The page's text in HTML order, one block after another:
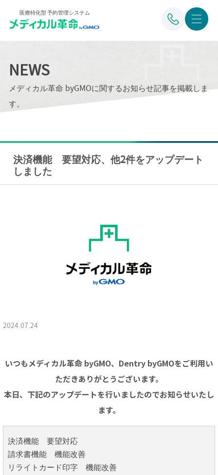
医療特化型 予約管理システム
NEWS
メディカル革命 byGMOに関するお知らせ記事を掲載しま
す。
決済機能 要望対応、他2件をアップデート
しました
2024.07.24
いつもメディカル革命 byGMO、Dentry byGMOをご利用い
ただきありがとうございます。
本日、下記のアップデートを行いましたのでお知らせいたし
ます。
決済機能 要望対応
請求書機能 機能改善
リライトカード印字 機能改善